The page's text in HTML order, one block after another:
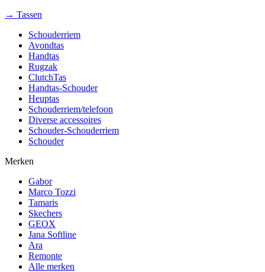
→ Tassen
Schouderriem
Avondtas
Handtas
Rugzak
ClutchTas
Handtas-Schouder
Heuptas
Schouderriem/telefoon
Diverse accessoires
Schouder-Schouderriem
Schouder
Merken
Gabor
Marco Tozzi
Tamaris
Skechers
GEOX
Jana Softline
Ara
Remonte
Alle merken